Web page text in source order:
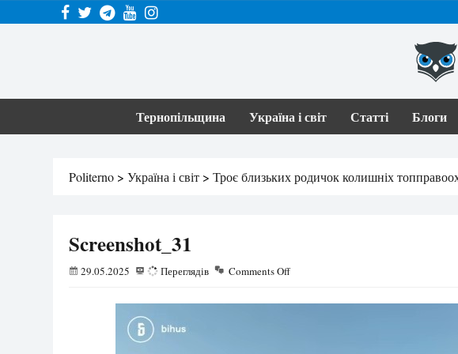
Тернопільщина Україна і світ Статті Блоги
Politerno > Україна і світ > Троє близьких родичок колишніх
Screenshot_31
29.05.2025 96 Переглядів Comments Off